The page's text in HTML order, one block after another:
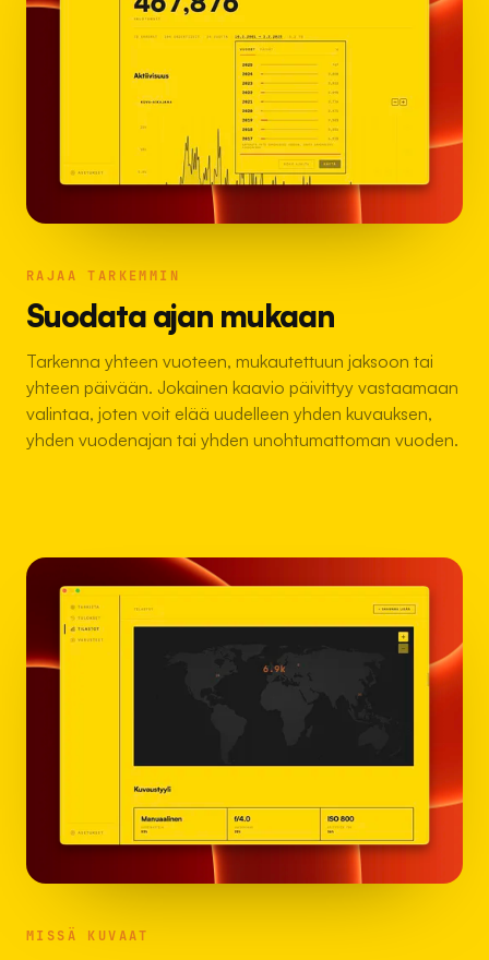
RAJAA TARKEMMIN
Suodata ajan mukaan
Tarkenna yhteen vuoteen, mukautettuun jaksoon tai
yhteen päivään. Jokainen kaavio päivittyy vastaamaan
valintaa, joten voit elää uudelleen yhden kuvauksen,
yhden vuodenajan tai yhden unohtumattoman vuoden.
MISSÄ KUVAAT